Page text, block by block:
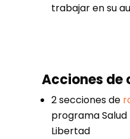
trabajar en su
Acciones de
2 secciones de
programa
Libertad